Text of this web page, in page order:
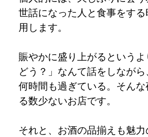
世話になった人と食事をする
用します。
賑やかに盛り上がるという
どう？」なんて話をしなが
何時間も過ぎている。そん
る数少ないお店です。
それと、お酒の品揃えも魅力